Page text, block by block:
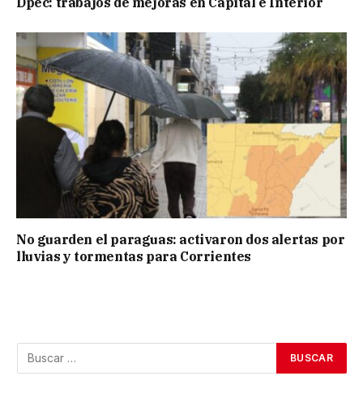
No guarden el paraguas: activaron dos alertas por
lluvias y tormentas para Corrientes